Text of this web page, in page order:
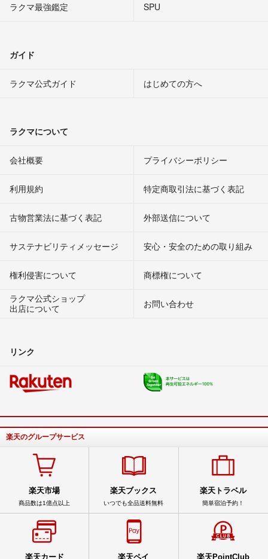
ラクマ最強鑑定
SPU
ガイド
ラクマ公式ガイド はじめての方へ
ラクマについて
会社概要 プライバシーポリシー
利用規約 特定商取引法に基づく表記
古物営業法に基づく表記 外部送信について
サステナビリティメッセージ 安心・安全のための取り組み
権利侵害について
商標権について
ラクマ公式ショップ
出店について
お問い合わせ
リンク
楽天のグループサービス
楽天市場
商品数は1億点以上
楽天ブックス
いつでも全品送料無料
楽天トラベル
簡単宿泊予約！
楽天カード 楽天ペイ 楽天PointClub